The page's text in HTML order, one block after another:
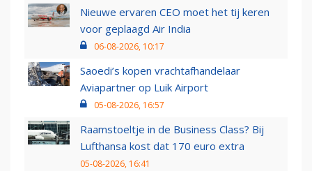
Nieuwe ervaren CEO moet het tij keren
voor geplaagd Air India
06-08-2026, 10:17
Saoedi’s kopen vrachtafhandelaar
Aviapartner op Luik Airport
05-08-2026, 16:57
Raamstoeltje in de Business Class? Bij
Lufthansa kost dat 170 euro extra
05-08-2026, 16:41